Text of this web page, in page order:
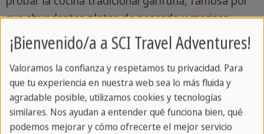
sus abundantes platos de pescado y marisco
fresco. Sumérgete en la vibrante cultura, escucha
los rítmicos sonidos de la música y explora los
mercados locales.
Servicios: Alojamiento en Río Dulce, Hotel
Hacienda Tijax (desayuno)
¡Bienvenido/a a SCI Travel Adventures!
Valoramos la confianza y respetamos tu privacidad. Para
que tu experiencia en nuestra web sea lo más fluida y
agradable posible, utilizamos cookies y tecnologías
similares. Nos ayudan a entender qué funciona bien, qué
podemos mejorar y cómo ofrecerte el mejor servicio